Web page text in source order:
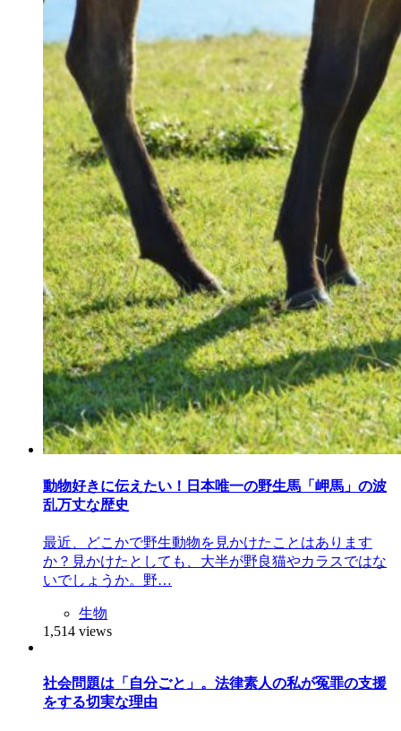
動物好きに伝えたい！日本唯一の野生馬「岬馬」の波
乱万丈な歴史
最近、どこかで野生動物を見かけたことはあります
か？見かけたとしても、大半が野良猫やカラスではな
いでしょうか。野…
生物
1,514 views
社会問題は「自分ごと」。法律素人の私が冤罪の支援
をする切実な理由